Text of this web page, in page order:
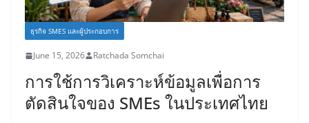
ธุรกิจ SMES และผู้ประกอบการ
June 15, 2026 Ratchada Somchai
การใช้การวิเคราะห์ข้อมูลเพื่อการ
ตัดสินใจของ SMEs ในประเทศไทย